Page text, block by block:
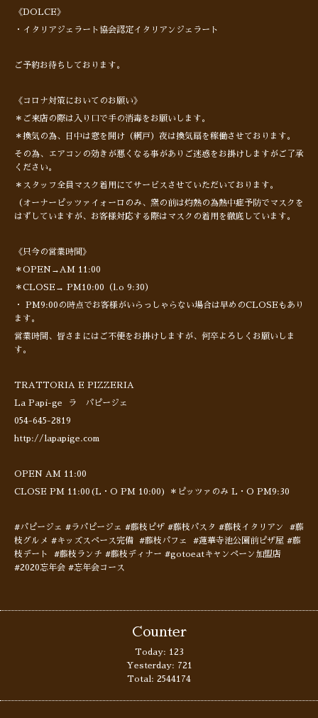
《DOLCE》
・イタリアジェラート協会認定イタリアンジェラート
ご予約お待ちしております。
《コロナ対策においてのお願い》
＊ご来店の際は入り口で手の消毒をお願いします。
＊換気の為、日中は窓を開け（網戸）夜は換気扇を稼働させております。
その為、エアコンの効きが悪くなる事がありご迷惑をお掛けしますがご了承
ください。
＊スタッフ全員マスク着用にてサービスさせていただいております。
（オーナーピッツァイォーロのみ、窯の前は灼熱の為熱中症予防でマスクを
はずしていますが、お客様対応する際はマスクの着用を徹底しています。
《只今の営業時間》
＊OPEN→AM 11:00
＊CLOSE→ PM10:00（l.o 9:30）
・ PM9:00の時点でお客様がいらっしゃらない場合は早めのCLOSEもあり
ます。
営業時間、皆さまにはご不便をお掛けしますが、何卒よろしくお願いしま
す。
TRATTORIA E PIZZERIA
La Papi-ge ラ パピージェ
054-645-2819
http://lapapige.com
OPEN AM 11:00
CLOSE PM 11:00(L・O PM 10:00) ＊ピッツァのみ L・O PM9:30
#パピージェ #ラパピージェ #藤枝ピザ #藤枝パスタ #藤枝イタリアン #藤
枝グルメ #キッズスペース完備 #藤枝パフェ #蓮華寺池公園前ピザ屋 #藤
枝デート #藤枝ランチ #藤枝ディナー #gotoeatキャンペーン加盟店
#2020忘年会 #忘年会コース
Counter
Today: 123
Yesterday: 721
Total: 2544174